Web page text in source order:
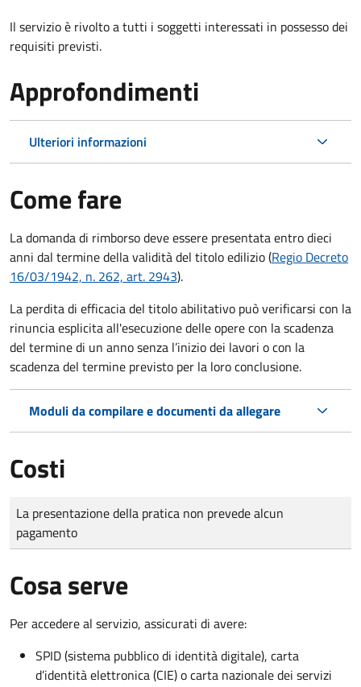
Il servizio è rivolto a tutti i soggetti interessati in possesso dei
requisiti previsti.
Approfondimenti
Ulteriori informazioni
Come fare
La domanda di rimborso deve essere presentata entro dieci
anni dal termine della validità del titolo edilizio (Regio Decreto
16/03/1942, n. 262, art. 2943).
La perdita di efficacia del titolo abilitativo può verificarsi con la
rinuncia esplicita all'esecuzione delle opere con la scadenza
del termine di un anno senza l’inizio dei lavori o con la
scadenza del termine previsto per la loro conclusione.
Moduli da compilare e documenti da allegare
Costi
Tipo di pagamento
Importo
La presentazione della pratica non prevede alcun
pagamento
Cosa serve
Per accedere al servizio, assicurati di avere:
SPID (sistema pubblico di identità digitale), carta
d’identità elettronica (CIE) o carta nazionale dei servizi